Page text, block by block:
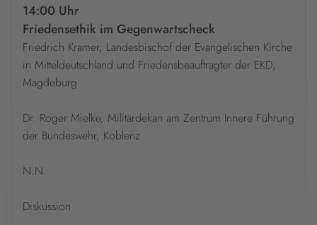
14:00 Uhr
Friedensethik im Gegenwartscheck
Friedrich Kramer, Landesbischof der Evangelischen Kirche
in Mitteldeutschland und Friedensbeauftragter der EKD,
Magdeburg
Dr. Roger Mielke, Militärdekan am Zentrum Innere Führung
der Bundeswehr, Koblenz
N.N.
Diskussion